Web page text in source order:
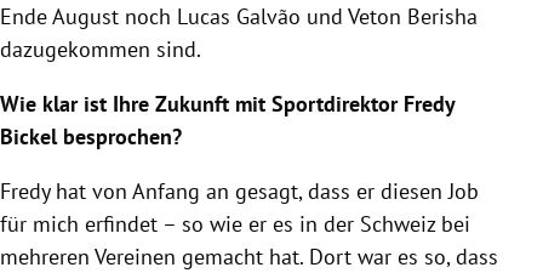
Ende August noch Lucas Galvão und Veton Berisha
dazugekommen sind.
Wie klar ist Ihre Zukunft mit Sportdirektor Fredy
Bickelbesprochen?
Fredyhat von Anfang an gesagt, dass er diesen Job
für mich erfindet – so wie er es in der Schweizbei
mehreren Vereinen gemacht hat. Dort war es so, dass